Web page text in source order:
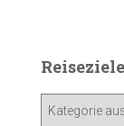
Reiseziele